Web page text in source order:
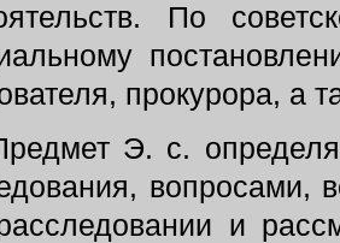
По
прокурора, а
Э. с.
вопросами,
и